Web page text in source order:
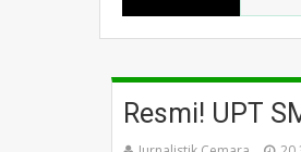
Resmi! UPT